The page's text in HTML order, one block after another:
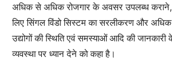
अधिक से अधिक रोजगार के अवसर उपलब्ध कराने,
लिए सिंगल विंडो सिस्टम का सरलीकरण और अधिक
उद्योगों की स्थिति एवं समस्याओं आदि की
व्यवस्था पर ध्यान देने को कहा है।